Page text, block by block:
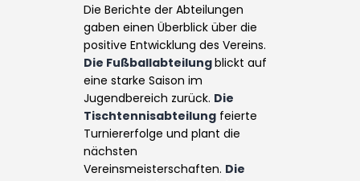
Die Berichte der Abteilungen
gaben einen Überblick über die
positive Entwicklung des Vereins.
Die Fußballabteilungblickt auf
eine starke Saison im
Jugendbereich zurück. Die
Tischtennisabteilung feierte
Turniererfolge und plant die
nächsten
Vereinsmeisterschaften. Die